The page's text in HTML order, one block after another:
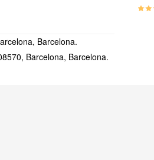
Barcelona.
Barcelona, Barcelona.